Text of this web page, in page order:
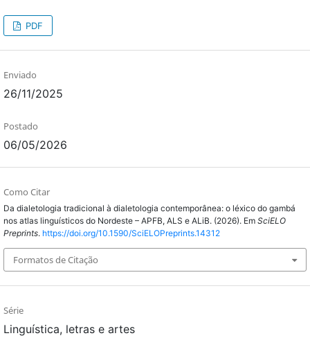
PDF
Enviado
26/11/2025
Postado
06/05/2026
Como Citar
Da dialetologia tradicional à dialetologia contemporânea: o léxico do gambá
nos atlas linguísticos do Nordeste – APFB, ALS e ALiB. (2026). Em SciELO
Preprints. https://doi.org/10.1590/SciELOPreprints.14312
Formatos de Citação
Série
Linguística, letras e artes